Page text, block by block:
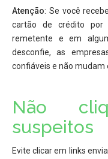
Atenção: Se você
cartão de crédito
remetente e em
desconfie, as
confiáveis e não
Não
suspeitos
Evite clicar em links